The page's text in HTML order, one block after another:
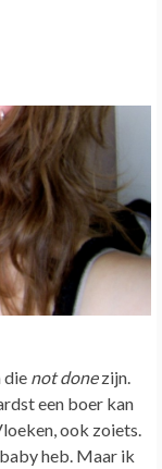
die not donezijn.
een boer kan
ook zoiets.
heb. Maar ik